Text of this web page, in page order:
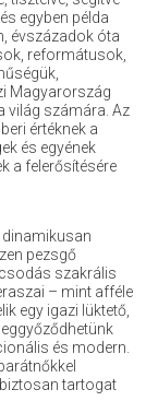
egyben példa
évszázadok óta
reformátusok,
Magyarország
világ számára. Az
értéknek a
és egyének
a felerősítésére
dinamikusan
pezsgő
szakrális
– mint afféle
egy igazi lüktető,
és modern.
tartogat